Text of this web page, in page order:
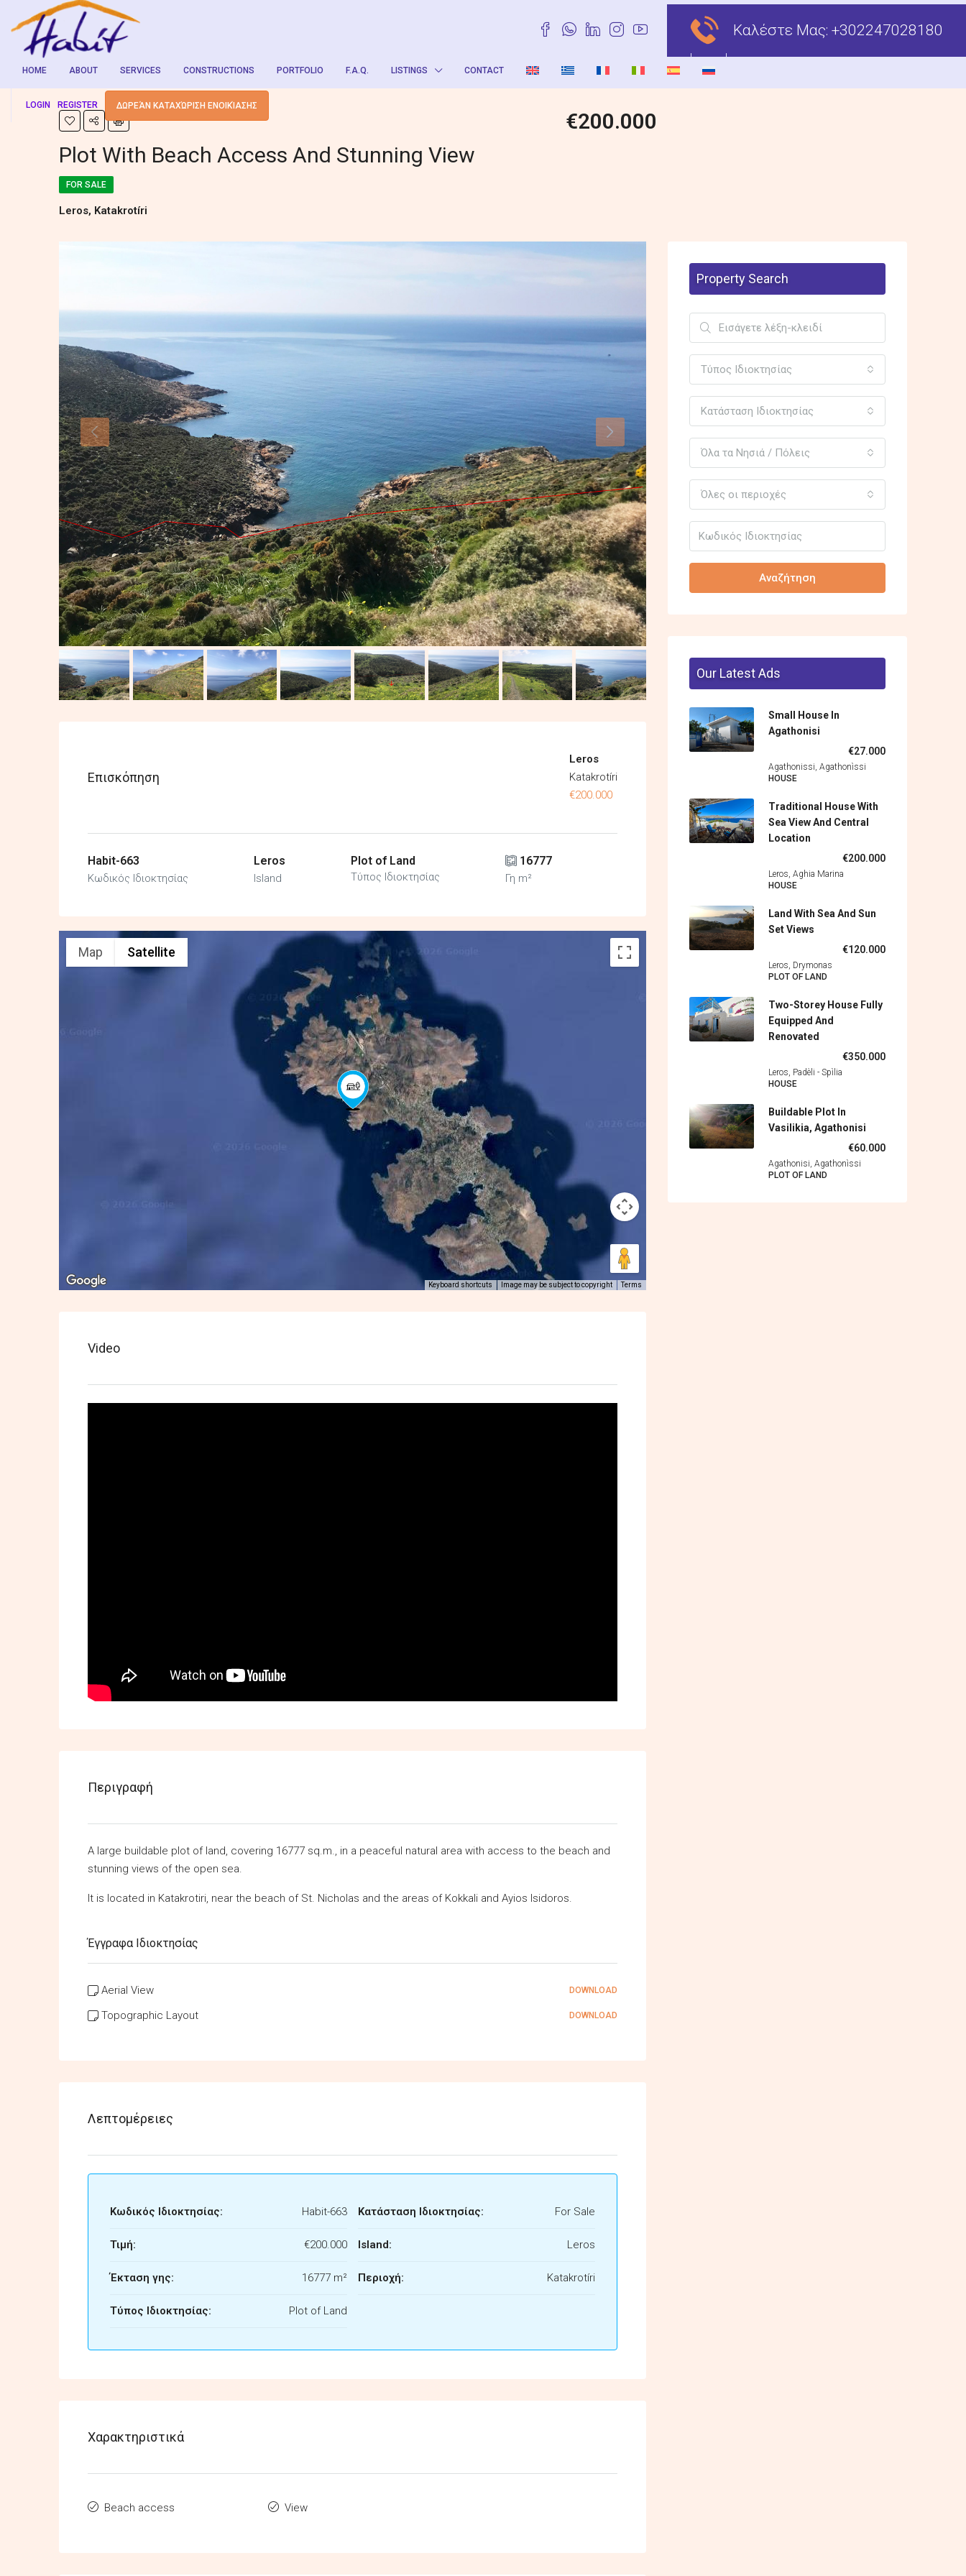
Καλέστε Μας: +302247028180
HOME ABOUT SERVICES CONSTRUCTIONS PORTFOLIO F.A.Q. LISTINGS CONTACT
LOGIN REGISTER ΔΩΡΕΆΝ ΚΑΤΑΧΏΡΙΣΗ ΕΝΟΙΚΊΑΣΗΣ
€200.000
Plot With Beach Access And Stunning View
FOR SALE
Leros, Katakrotíri
Επισκόπηση
Leros
Katakrotíri
€200.000
Habit-663
Κωδικός Ιδιοκτησίας
Leros
Island
Plot of Land
Τύπος Ιδιοκτησίας
16777
Γη m²
Map Satellite
Keyboard shortcuts Image may be subject to copyright Terms
Video
Περιγραφή
A large buildable plot of land, covering 16777 sq.m., in a peaceful natural area with access to the beach and
stunning views of the open sea.
It is located in Katakrotiri, near the beach of St. Nicholas and the areas of Kokkali and Ayios Isidoros.
Έγγραφα Ιδιοκτησίας
Aerial View DOWNLOAD
Topographic Layout DOWNLOAD
Λεπτομέρειες
Κωδικός Ιδιοκτησίας: Habit-663
Τιμή: €200.000
Έκταση γης: 16777 m²
Τύπος Ιδιοκτησίας: Plot of Land
Κατάσταση Ιδιοκτησίας: For Sale
Island: Leros
Περιοχή: Katakrotíri
Χαρακτηριστικά
Beach access View
Property Search
Τύπος Ιδιοκτησίας
Κατάσταση Ιδιοκτησίας
Όλα τα Νησιά / Πόλεις
Όλες οι περιοχές
Αναζήτηση
Our Latest Ads
Small House In
Agathonisi
€27.000
Agathonissi, Agathonìssi
HOUSE
Traditional House With
Sea View And Central
Location
€200.000
Leros, Aghia Marina
HOUSE
Land With Sea And Sun
Set Views
€120.000
Leros, Drymonas
PLOT OF LAND
Two-Storey House Fully
Equipped And
Renovated
€350.000
Leros, Padèli - Spìlia
HOUSE
Buildable Plot In
Vasilikia, Agathonisi
€60.000
Agathonisi, Agathonìssi
PLOT OF LAND